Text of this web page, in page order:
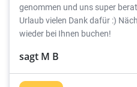
genommen und uns super
Urlaub vielen Dank dafür :)
wieder bei Ihnen buchen!
sagt M B